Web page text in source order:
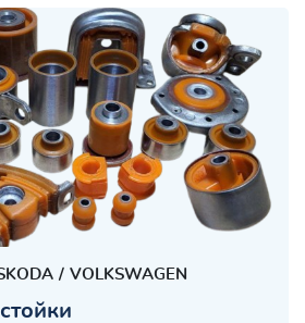
VOLKSWAGEN